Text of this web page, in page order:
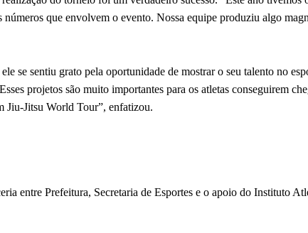
números que envolvem o evento. Nossa equipe produziu algo
se sentiu grato pela oportunidade de mostrar o seu talento no
projetos são muito importantes para os atletas conseguirem
Jiu-Jitsu World Tour”, enfatizou.
entre Prefeitura, Secretaria de Esportes e o apoio do Instituto